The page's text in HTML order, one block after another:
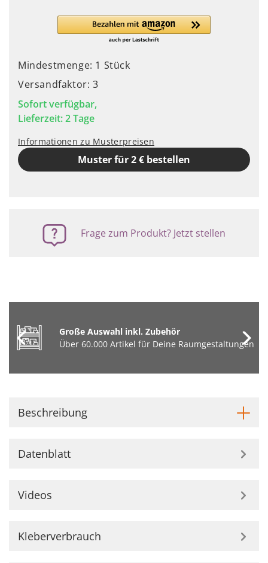
Mindestmenge: 1 Stück
Versandfaktor: 3
Sofort verfügbar,
Lieferzeit: 2 Tage
Informationen zu Musterpreisen
Muster für 2 € bestellen
Frage zum Produkt? Jetzt stellen
Große Auswahl inkl. Zubehör
Über 60.000 Artikel für Deine Raumgestaltungen
Beschreibung
Datenblatt
Videos
Kleberverbrauch